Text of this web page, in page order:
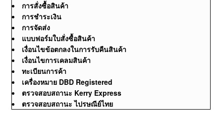
การสั่งซื้อสินค้า
การชำระเงิน
การจัดส่ง
แบบฟอร์มใบสั่งซื้อสินค้า
เงื่อนไขข้อตกลงในการรับคืนสินค้า
เงื่อนไขการเคลมสินค้า
ทะเบียนการค้า
เครื่องหมาย DBD Registered
ตรวจสอบสถานะ Kerry Express
ตรวจสอบสถานะ ไปรษณีย์ไทย